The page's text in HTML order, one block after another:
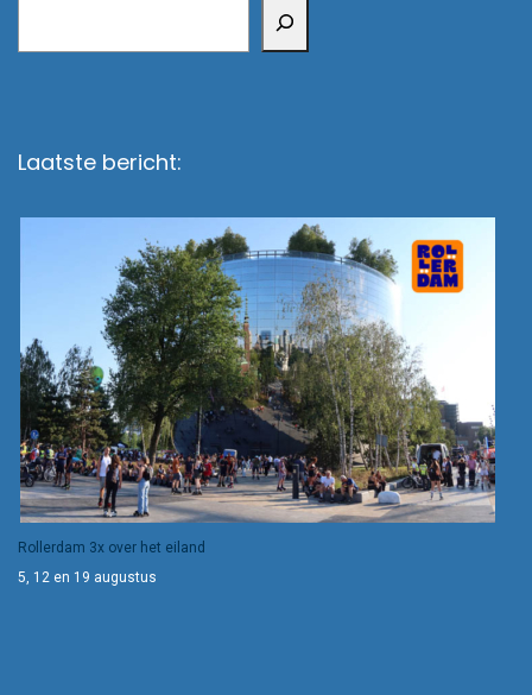
Laatste bericht:
Rollerdam 3x over het eiland
5, 12 en 19 augustus